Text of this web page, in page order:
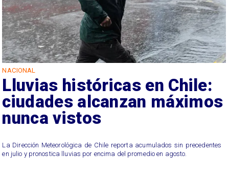
NACIONAL
Lluvias históricas en Chile:
ciudades alcanzan máximos
nunca vistos
La Dirección Meteorológica de Chile reporta acumulados sin precedentes
en julio y pronostica lluvias por encima del promedio en agosto.